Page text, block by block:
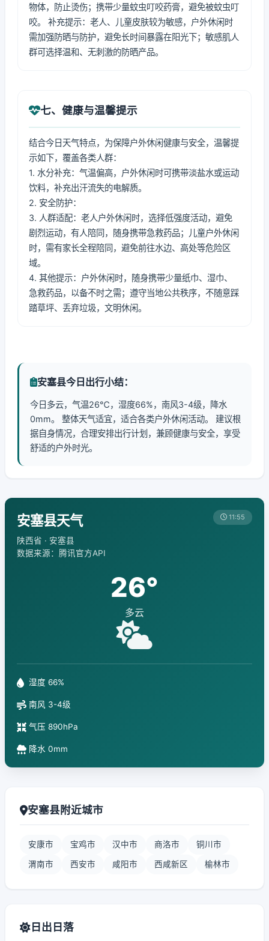
物体，防止烫伤；携带少量蚊虫叮咬药膏，避免被蚊虫叮
咬。 补充提示：老人、儿童皮肤较为敏感，户外休闲时
需加强防晒与防护，避免长时间暴露在阳光下；敏感肌人
群可选择温和、无刺激的防晒产品。
七、健康与温馨提示
结合今日天气特点，为保障户外休闲健康与安全，温馨提
示如下，覆盖各类人群：
1. 水分补充：气温偏高，户外休闲时可携带淡盐水或运动
饮料，补充出汗流失的电解质。
2. 安全防护：
3. 人群适配：老人户外休闲时，选择低强度活动，避免
剧烈运动，有人陪同，随身携带急救药品；儿童户外休闲
时，需有家长全程陪同，避免前往水边、高处等危险区
域。
4. 其他提示：户外休闲时，随身携带少量纸巾、湿巾、
急救药品，以备不时之需；遵守当地公共秩序，不随意踩
踏草坪、丢弃垃圾，文明休闲。
安塞县今日出行小结：
今日多云，气温26℃，湿度66%，南风3-4级，降水
0mm。 整体天气适宜，适合各类户外休闲活动。 建议根
据自身情况，合理安排出行计划，兼顾健康与安全，享受
舒适的户外时光。
安塞县天气
陕西省 · 安塞县
数据来源：腾讯官方API
11:55
26°
多云
湿度 66%
南风 3-4级
气压 890hPa
降水 0mm
安塞县附近城市
安康市 宝鸡市 汉中市 商洛市 铜川市
渭南市 西安市 咸阳市 西咸新区 榆林市
日出日落